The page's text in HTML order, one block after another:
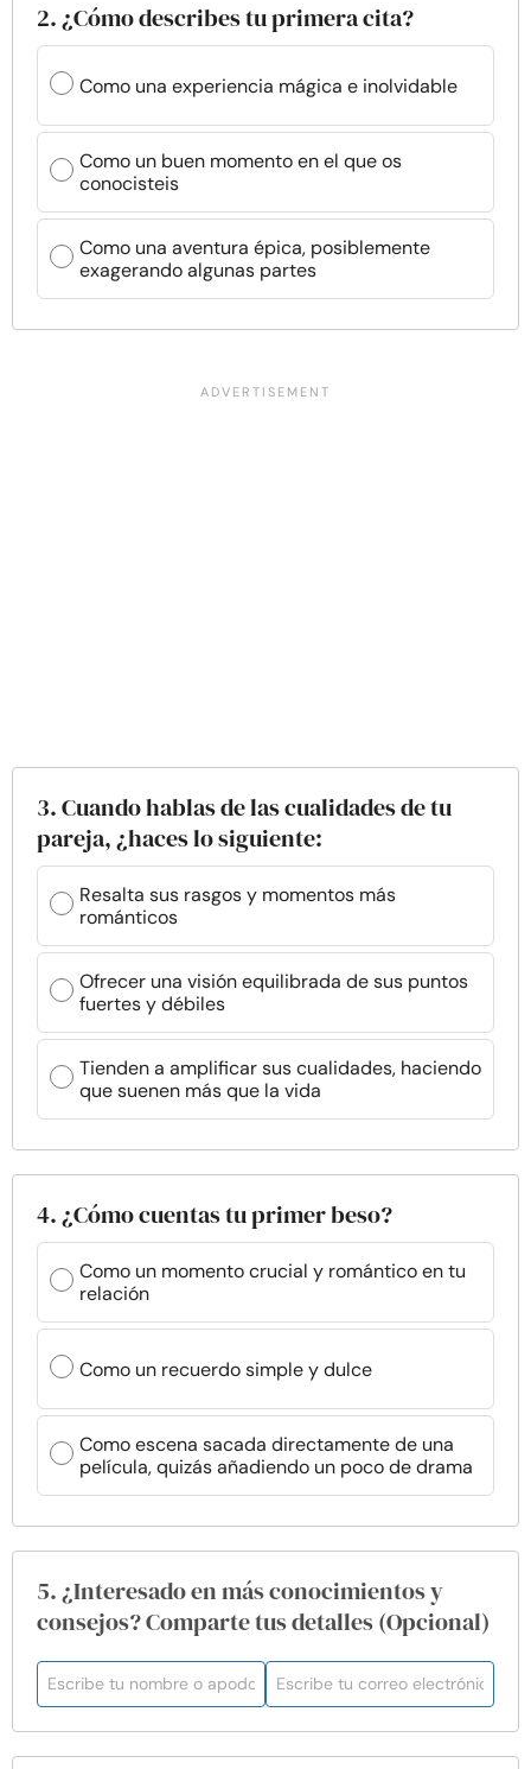
2. ¿Cómo describes tu primera cita?
Como una experiencia mágica e inolvidable
Como un buen momento en el que os
conocisteis
Como una aventura épica, posiblemente
exagerando algunas partes
3. Cuando hablas de las cualidades de tu
pareja, ¿haces lo siguiente:
Resalta sus rasgos y momentos más
románticos
Ofrecer una visión equilibrada de sus puntos
fuertes y débiles
Tienden a amplificar sus cualidades, haciendo
que suenen más que la vida
4. ¿Cómo cuentas tu primer beso?
Como un momento crucial y romántico en tu
relación
Como un recuerdo simple y dulce
Como escena sacada directamente de una
película, quizás añadiendo un poco de drama
5. ¿Interesado en más conocimientos y
consejos? Comparte tus detalles (Opcional)